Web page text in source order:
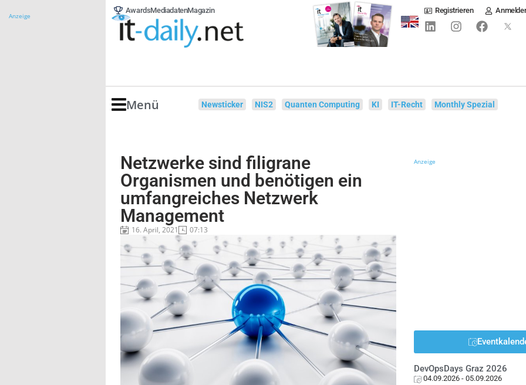
Anzeige
AwardsMediadatenMagazin Registrieren
Menü Newsticker NIS2 Quanten Computing KI IT-Recht Monthly Spezial
Netzwerke sind filigrane
Organismen und benötigen ein
umfangreiches Netzwerk
Management
16. April, 2021 07:13
Anzeige
DevOpsDays Graz 2026
04.09.2026 - 05.09.2026